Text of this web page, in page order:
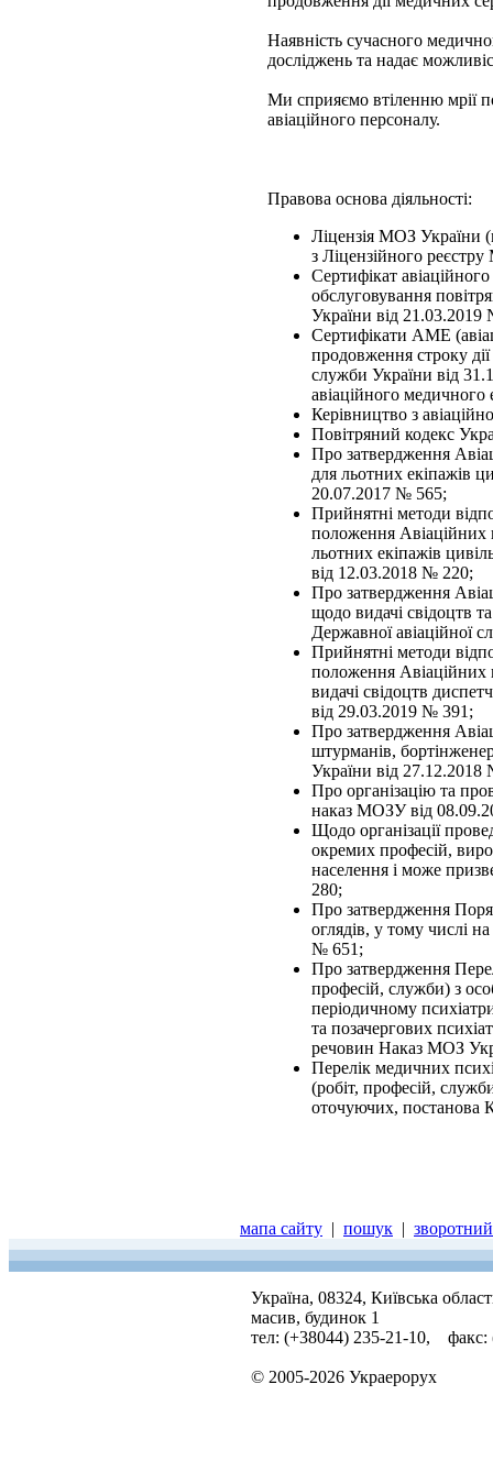
Наявність сучасного
досліджень та надає
Ми сприяємо втіленню мрії
авіаційного персоналу.
Правова основа діяльності:
Ліцензія МОЗ України
з Ліцензійного
Сертифікат
обслуговування
України від
Сертифікати АМЕ
продовження строку
служби України від
авіаційного медичного
Керівництво з
Повітряний кодекс
Про затвердження
для льотних екіпажів
20.07.2017 № 565;
Прийнятні методи
положення Авіаційних
льотних екіпажів
від 12.03.2018 № 220;
Про затвердження
щодо видачі свідоцтв
Державної авіаційної
Прийнятні методи
положення Авіаційних
видачі свідоцтв
від 29.03.2019 № 391;
Про затвердження
штурманів,
України від
Про організацію та
наказ МОЗУ від
Щодо організації
окремих професій,
населення і може
280;
Про затвердження
оглядів, у тому числі
№ 651;
Про затвердження
професій, служби) з
періодичному
та позачергових
речовин Наказ МОЗ
Перелік медичних
(робіт, професій,
оточуючих,
мапа сайту | пошук |
Україна, 08324, Київська
масив, будинок 1
тел: (+38044) 235-21-10, факс:
© 2005-2026 Украерорух